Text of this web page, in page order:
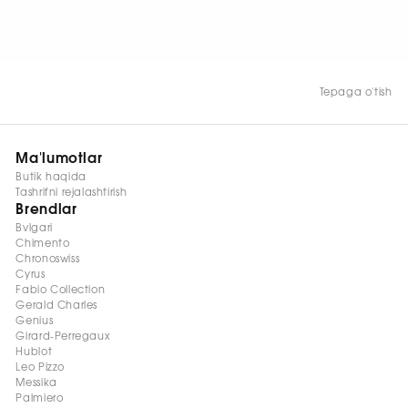
Tepaga o'tish
Ma'lumotlar
Butik haqida
Tashrifni rejalashtirish
Brendlar
Bvlgari
Chimento
Chronoswiss
Cyrus
Fabio Collection
Gerald Charles
Genius
Girard-Perregaux
Hublot
Leo Pizzo
Messika
Palmiero